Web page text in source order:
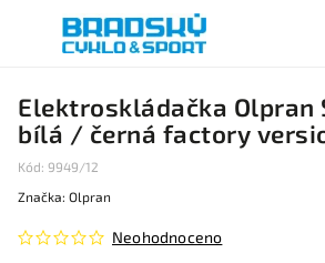
Elektroskládačka Olpran
bílá / černá factory
Kód: 9949/12
Neohodnoceno
Značka: Olpran